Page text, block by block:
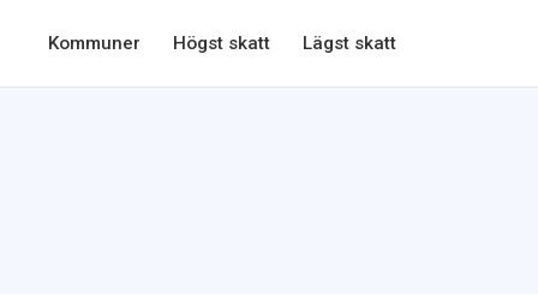
Kommuner Högst skatt Lägst skatt